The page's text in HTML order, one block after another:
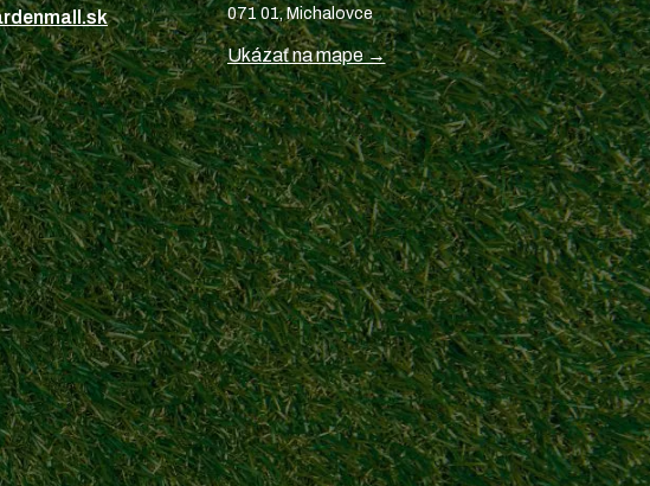
071 01, Michalovce
Ukázať na mape →